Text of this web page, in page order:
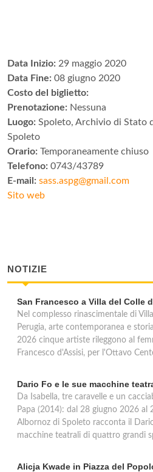
Data Inizio: 29 maggio 2020
Data Fine: 08 giugno 2020
Costo del biglietto:
Prenotazione: Nessuna
Luogo: Spoleto, Archivio di Stato
Spoleto
Orario: Temporaneamente chiuso
Telefono: 0743/43789
E-mail: sass.aspg@gmail.com
Sito web
NOTIZIE
San Francesco a Villa del Colle
Nel complesso rinascimentale di
Perugia, arte contemporanea e
2026 cinque artiste rileggono al
Francesco d'Assisi, per l'Ottavo
Dario Fo e le sue macchine
Da Isabella, tre caravelle e un
Papa (2014): dal 28 giugno 2026 al
Albornoz di Spoleto racconta il
macchine teatrali di quattro grandi
Alicja Kwade in Piazza del